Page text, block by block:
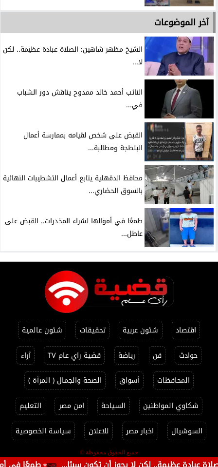
آخر الموضوعات
الشيخ مظهر شاهين: الصلاة عبادة عظيمة.. لكن
لا...
النائب أحمد خالد ممدوح يناقش دور الشباب
في...
القبض على شخص لقيامه بممارسة أعمال
البلطجة ومطالبة...
محافظ الدقهلية يتابع أعمال التشطيبات النهائية
بالسوق الحضاري...
طمعًا في أموالها لشراء المخدرات.. القبض على
عاطل...
اقتصاد شئون عربية تحقيقات
شئون عالمية
حوادث
فن رياضة قضية راي عام TV
آراء
المحافظات
أسواق
الصحة والجمال ( المرآة )
شكاوي المواطنين
السياحة امن مصر
التعليم
السوشيال
اخبار مصر للاعلان سياسة الخصوصية
جميع الحقوق محفوظة ©